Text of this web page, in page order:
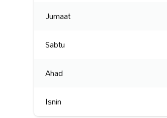
Jumaat
Sabtu
Ahad
Isnin